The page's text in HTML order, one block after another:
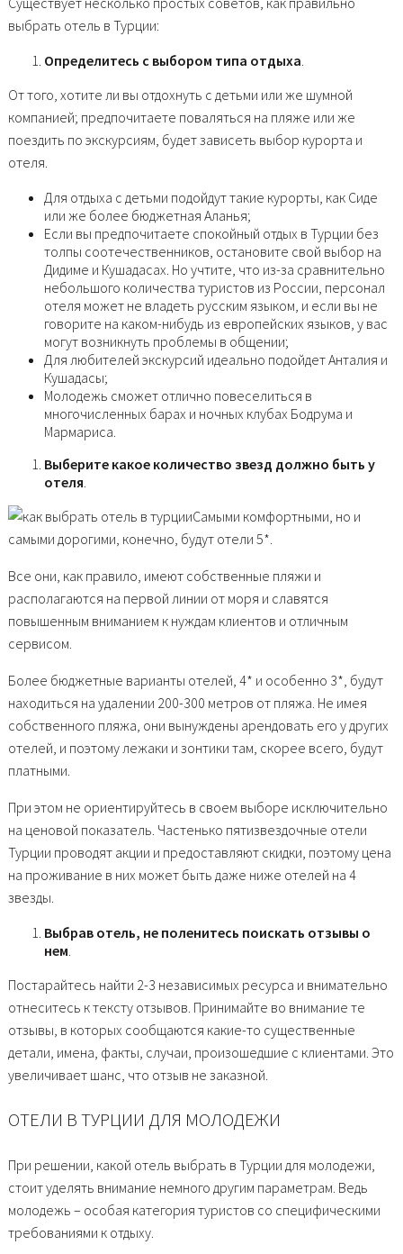
выбрать отель в Турции:
Определитесь с выбором типа отдыха
От того, хотите ли вы отдохнуть с детьми или же шумной
компанией; предпочитаете поваляться на пляже или же
поездить по экскурсиям, будет зависеть выбор курорта и
отеля.
Для отдыха с детьми подойдут такие курорты, как Сиде
или же более бюджетная Аланья;
Если вы предпочитаете спокойный отдых в Турции без
толпы соотечественников, остановите свой выбор на
Дидиме и Кушадасах. Но учтите, что из-за сравнительно
небольшого количества туристов из России, персонал
отеля может не владеть русским языком, и если вы не
говорите на каком-нибудь из европейских языков, у вас
могут возникнуть проблемы в общении;
Для любителей экскурсий идеально подойдет Анталия и
Кушадасы;
Молодежь сможет отлично повеселиться в
многочисленных барах и ночных клубах Бодрума и
Мармариса.
Выберите какое количество звезд должно быть у
отеля
Самыми комфортными, но и
самыми дорогими, конечно, будут отели 5*.
Все они, как правило, имеют собственные пляжи и
располагаются на первой линии от моря и славятся
повышенным вниманием к нуждам клиентов и отличным
сервисом.
Более бюджетные варианты отелей, 4* и особенно 3*, будут
находиться на удалении 200-300 метров от пляжа. Не имея
собственного пляжа, они вынуждены арендовать его у других
отелей, и поэтому лежаки и зонтики там, скорее всего, будут
платными.
При этом не ориентируйтесь в своем выборе исключительно
на ценовой показатель. Частенько пятизвездочные отели
Турции проводят акции и предоставляют скидки, поэтому цена
на проживание в них может быть даже ниже отелей на 4
звезды.
Выбрав отель, не поленитесь поискать отзывы о
нем
Постарайтесь найти 2-3 независимых ресурса и внимательно
отнеситесь к тексту отзывов. Принимайте во внимание те
отзывы, в которых сообщаются какие-то существенные
детали, имена, факты, случаи, произошедшие с клиентами. Это
увеличивает шанс, что отзыв не заказной.
ОТЕЛИ В ТУРЦИИ ДЛЯ МОЛОДЕЖИ
При решении, какой отель выбрать в Турции для молодежи,
стоит уделять внимание немного другим параметрам. Ведь
молодежь – особая категория туристов со специфическими
требованиями к отдыху.